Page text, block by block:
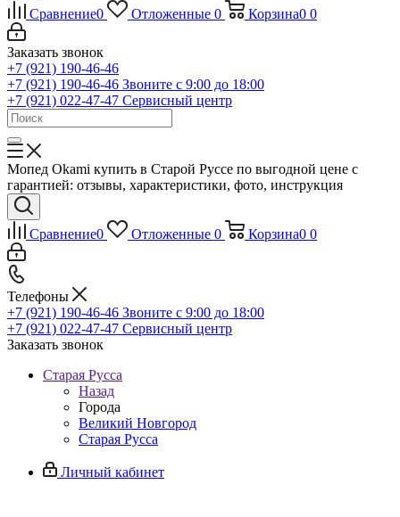
Сравнение0 Отложенные 0 Корзина0 0
Заказать звонок
+7 (921) 190-46-46
+7 (921) 190-46-46 Звоните с 9:00 до 18:00
+7 (921) 022-47-47 Сервисный центр
Мопед Okami купить в Старой Руссе по выгодной цене с
гарантией: отзывы, характеристики, фото, инструкция
Сравнение0 Отложенные 0 Корзина0 0
Телефоны
+7 (921) 190-46-46 Звоните с 9:00 до 18:00
+7 (921) 022-47-47 Сервисный центр
Заказать звонок
Старая Русса
Назад
Города
Великий Новгород
Старая Русса
Личный кабинет